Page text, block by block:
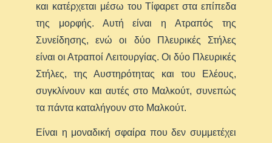
και κατέρχεται μέσω του Τίφαρετ στα επίπεδα
της μορφής. Αυτή είναι η Ατραπός της
Συνείδησης, ενώ οι δύο Πλευρικές Στήλες
είναι οι Ατραποί Λειτουργίας. Οι δύο Πλευρικές
Στήλες, της Αυστηρότητας και του Ελέους,
συγκλίνουν και αυτές στο Μαλκούτ, συνεπώς
τα πάντα καταλήγουν στο Μαλκούτ.
Είναι η μοναδική σφαίρα που δεν συμμετέχει